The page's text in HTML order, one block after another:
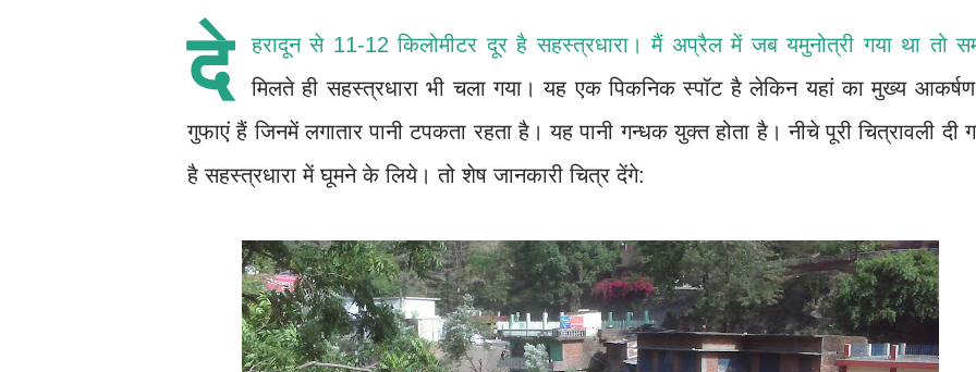
दे
हरादून से 11-12 किलोमीटर दूर है सहस्त्रधारा। मैं अप्रैल में जब यमुनोत्री गया था तो
मिलते ही सहस्त्रधारा भी चला गया। यह एक पिकनिक स्पॉट है लेकिन यहां का मुख्य
गुफाएं हैं जिनमें लगातार पानी टपकता रहता है। यह पानी गन्धक युक्त होता है। नीचे पूरी चित्रावली दी
है सहस्त्रधारा में घूमने के लिये। तो शेष जानकारी चित्र देंगे: